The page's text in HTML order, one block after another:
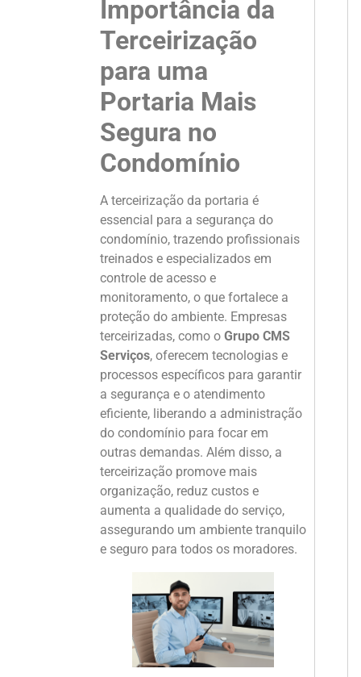
Importância da
Terceirização
para uma
Portaria Mais
Segura no
Condomínio
A terceirização da portaria é
essencial para a segurança do
condomínio, trazendo profissionais
treinados e especializados em
controle de acesso e
monitoramento, o que fortalece a
proteção do ambiente. Empresas
terceirizadas, como o Grupo CMS
Serviços, oferecem tecnologias e
processos específicos para garantir
a segurança e o atendimento
eficiente, liberando a administração
do condomínio para focar em
outras demandas. Além disso, a
terceirização promove mais
organização, reduz custos e
aumenta a qualidade do serviço,
assegurando um ambiente tranquilo
e seguro para todos os moradores.